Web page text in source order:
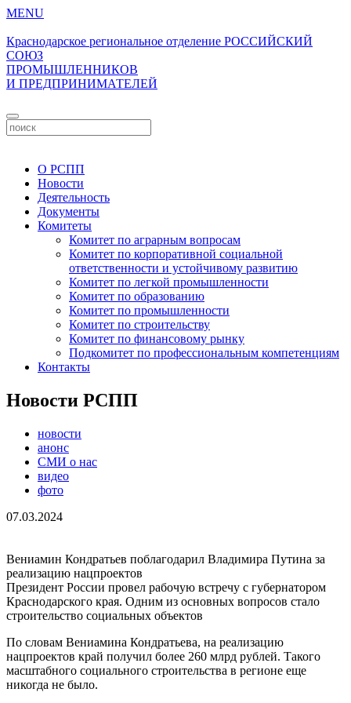
MENU
Краснодарское региональное отделение РОССИЙСКИЙ
СОЮЗ
ПРОМЫШЛЕННИКОВ
И ПРЕДПРИНИМАТЕЛЕЙ
О РСПП
Новости
Деятельность
Документы
Комитеты
Комитет по аграрным вопросам
Комитет по корпоративной социальной
ответственности и устойчивому развитию
Комитет по легкой промышленности
Комитет по образованию
Комитет по промышленности
Комитет по строительству
Комитет по финансовому рынку
Подкомитет по профессиональным компетенциям
Контакты
Новости РСПП
новости
анонс
СМИ о нас
видео
фото
07.03.2024
Вениамин Кондратьев поблагодарил Владимира Путина за
реализацию нацпроектов
Президент России провел рабочую встречу с губернатором
Краснодарского края. Одним из основных вопросов стало
строительство социальных объектов
По словам Вениамина Кондратьева, на реализацию
нацпроектов край получил более 260 млрд рублей. Такого
масштабного социального строительства в регионе еще
никогда не было.